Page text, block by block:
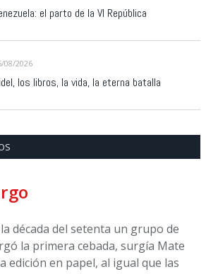
el parto de la VI República
08/2026
los libros, la vida, la eterna batalla
década del setenta un grupo de
la primera cebada, surgía Mate
edición en papel, al igual que las